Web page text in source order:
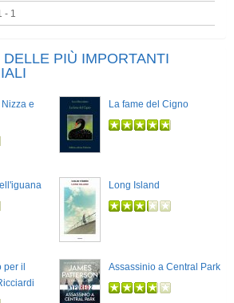
- 1
PIÙ IMPORTANTI
Nizza e
La fame del Cigno
Long Island
per il
Assassinio a Central Park